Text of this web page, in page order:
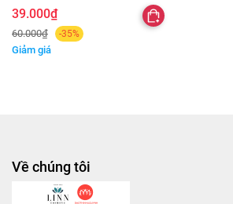
dán mí chống thấm nước, lâu
trôi đủ size
39.000₫
60.000₫ -35%
Giảm giá
Về chúng tôi